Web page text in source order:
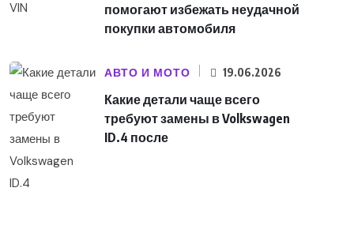
помогают избежать неудачной
покупки автомобиля
АВТО И МОТО 19.06.2026
Какие детали чаще всего
требуют замены в Volkswagen
ID.4 после